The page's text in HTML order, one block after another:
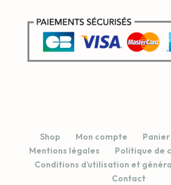
Shop Mon compte Panier
Mentions légales
Politique de
Conditions d’utilisation et
Contact